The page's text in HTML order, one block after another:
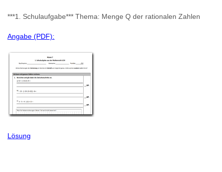
***1. Schulaufgabe*** Thema: Menge Q der rationalen Zahlen
Angabe (PDF):
Lösung